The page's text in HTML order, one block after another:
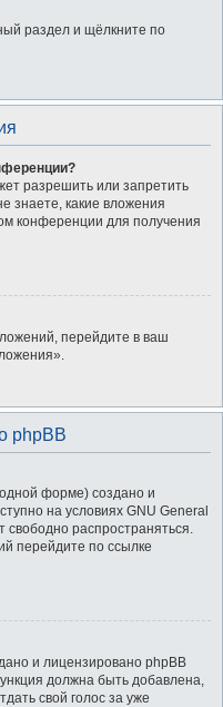
раздел и щёлкните по
разрешить или запретить
знаете, какие вложения
конференции для получения
перейдите в ваш
phpBB
форме) создано и
на условиях GNU General
свободно распространяться.
перейдите по ссылке
и лицензировано phpBB
должна быть добавлена,
свой голос за уже